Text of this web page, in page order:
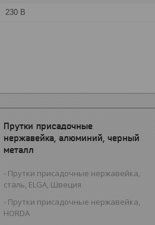
230 В
Прутки присадочные
нержавейка, алюминий, черный
металл
Прутки присадочные нержавейка,
сталь, ELGA, Швеция
Прутки присадочные нержавейка,
HORDA